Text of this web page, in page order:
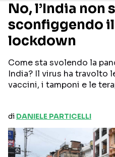
Seguici
No, l’India non
sconfiggendo il
lockdown
Come sta svolendo la
India? Il virus ha travolto
vaccini, i tamponi e le
di DANIELE PARTICELLI